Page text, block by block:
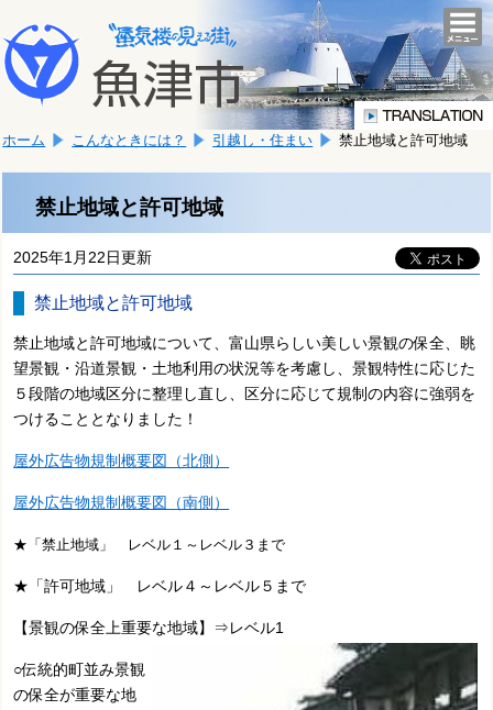
文
へ
移
ま
す。
こ
か
文
ホーム こんなときには？ 引越し・住まい 禁止地域と許可地域
禁止地域と許可地域
2025年1月22日更新
禁止地域と許可地域
禁止地域と許可地域について、富山県らしい美しい景観の保全、眺
望景観・沿道景観・土地利用の状況等を考慮し、景観特性に応じた
５段階の地域区分に整理し直し、区分に応じて規制の内容に強弱を
つけることとなりました！
屋外広告物規制概要図（北側）
屋外広告物規制概要図（南側）
★「禁止地域」 レベル１～レベル３まで
★「許可地域」 レベル４～レベル５まで
【景観の保全上重要な地域】⇒レベル1
○伝統的町並み景観
の保全が重要な地